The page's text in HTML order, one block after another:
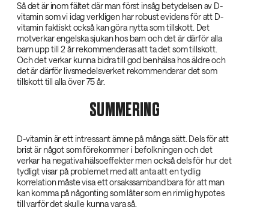
Så det är inom fältet där man först insåg betydelsen av D-
vitamin som vi idag verkligen har robust evidens för att D-
vitamin faktiskt också kan göra nytta som tillskott. Det
motverkar engelska sjukan hos barn och det är därför alla
barn upp till 2 år rekommenderas att ta det som tillskott.
Och det verkar kunna bidra till god benhälsa hos äldre och
det är därför livsmedelsverket rekommenderar det som
tillskott till alla över 75 år.
SUMMERING
D-vitamin är ett intressant ämne på många sätt. Dels för att
brist är något som förekommer i befolkningen och det
verkar ha negativa hälsoeffekter men också dels för hur det
tydligt visar på problemet med att anta att en tydlig
korrelation måste visa ett orsakssamband bara för att man
kan komma på någonting som låter som en rimlig hypotes
till varför det skulle kunna vara så.